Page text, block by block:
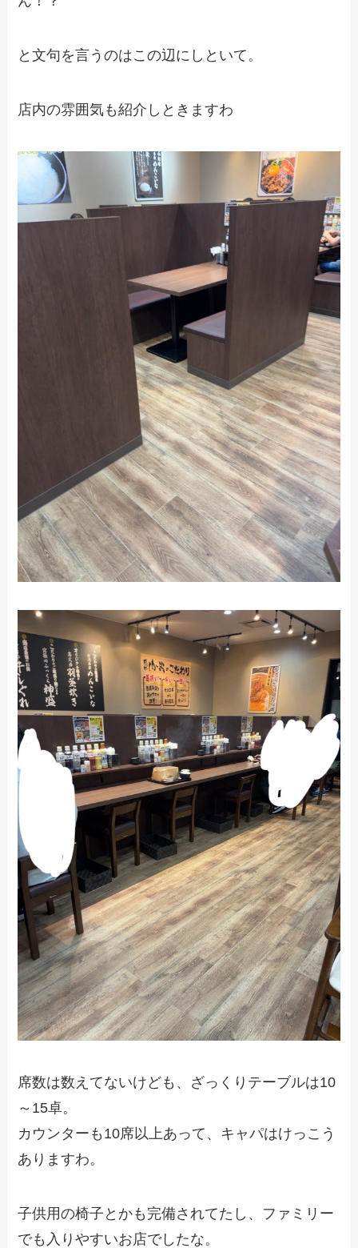
と文句を言うのはこの辺にしといて。
店内の雰囲気も紹介しときますわ
席数は数えてないけども、ざっくりテーブルは10
～15卓。
カウンターも10席以上あって、キャパはけっこう
ありますわ。
子供用の椅子とかも完備されてたし、ファミリー
でも入りやすいお店でしたな。